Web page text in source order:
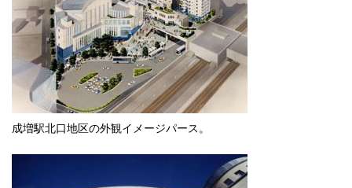
成増駅北口地区の外観イメージパース。